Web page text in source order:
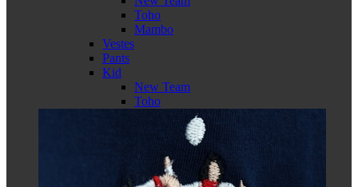
Toho
Mambo
Vestes
Pants
Kid
New Team
Toho